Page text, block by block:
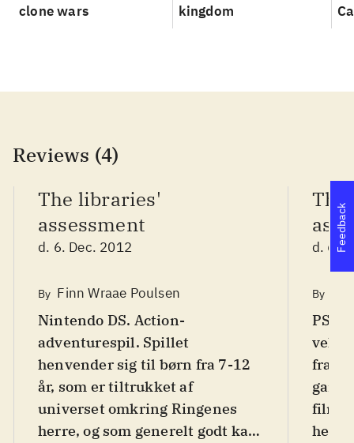
clone wars
kingdom
Reviews (4)
The libraries'
assessment
d. 6. Dec. 2012
By Finn Wraae Poulsen
Nintendo DS. Action-
adventurespil. Spillet
henvender sig til børn fra 7-12
år, som er tiltrukket af
universet omkring Ringenes
herre, og som generelt godt kan
d. 6.
By
PS3,
fra
gang
Feedback